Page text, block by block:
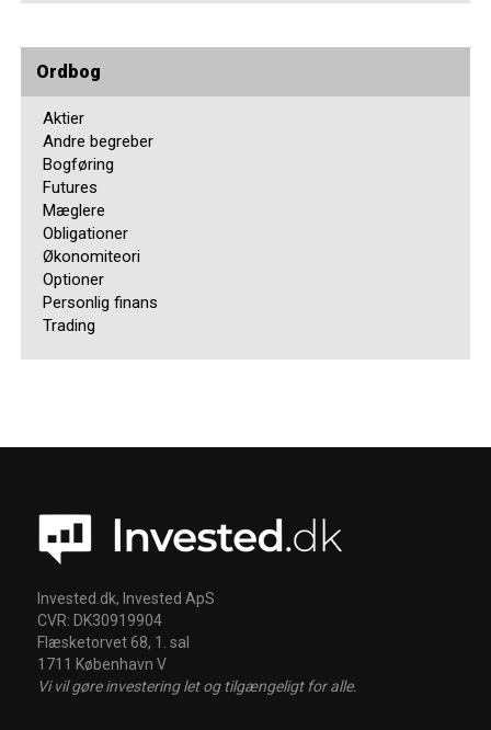
Ordbog
Aktier
Andre begreber
Bogføring
Futures
Mæglere
Obligationer
Økonomiteori
Optioner
Personlig finans
Trading
Invested.dk, Invested ApS
CVR: DK30919904
Flæsketorvet 68, 1. sal
1711 København V
Vi vil gøre investering let og tilgængeligt for alle.